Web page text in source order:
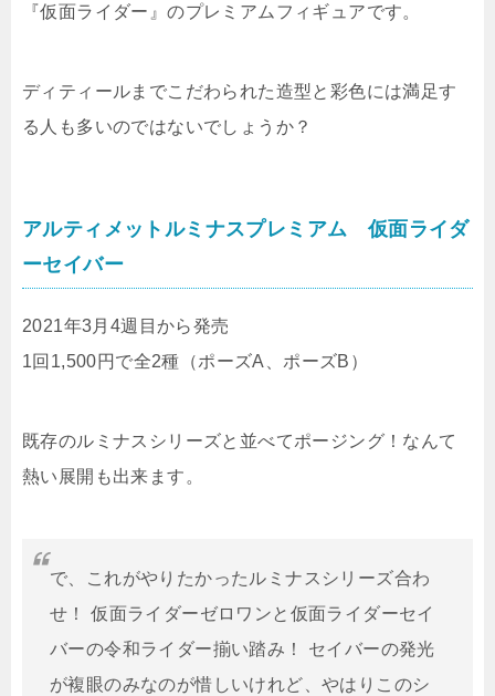
『仮面ライダー』のプレミアムフィギュアです。
ディティールまでこだわられた造型と彩色には満足す
る人も多いのではないでしょうか？
アルティメットルミナスプレミアム 仮面ライダ
ーセイバー
2021年3月4週目から発売
1回1,500円で全2種（ポーズA、ポーズB）
既存のルミナスシリーズと並べてポージング！なんて
熱い展開も出来ます。
で、これがやりたかったルミナスシリーズ合わ
せ！ 仮面ライダーゼロワンと仮面ライダーセイ
バーの令和ライダー揃い踏み！ セイバーの発光
が複眼のみなのが惜しいけれど、やはりこのシ